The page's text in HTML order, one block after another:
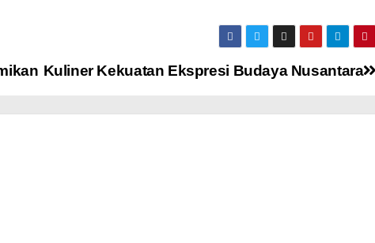
Kuliner Kekuatan Ekspresi Budaya Nusantara